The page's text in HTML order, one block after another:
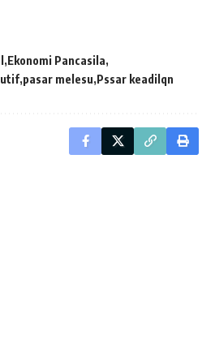
Ekonomi Pancasila
pasar melesu Pssar keadilqn